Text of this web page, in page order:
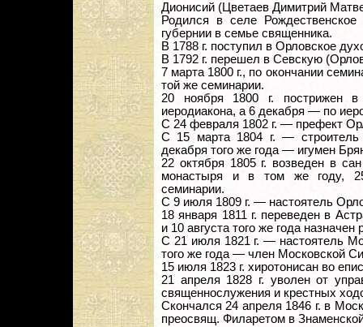
Дионисий (Цветаев Димитрий
Родился в селе
губернии в семье священника.
В 1788 г. поступил в Орловское
В 1792 г. перешел в Севскую
7 марта 1800 г., по окончании
той же семинарии.
20 ноября 1800 г. пострижен
иеродиакона, а 6 декабря — по
С 24 февраля 1802 г. — префект
С 15 марта 1804 г. — строитель
декабря того же года — игумен
22 октября 1805 г. возведен в
монастыря и в том же году, 25
семинарии.
С 9 июля 1809 г. — настоятель
18 января 1811 г. переведен в
и 10 августа того же года
С 21 июля 1821 г. — настоятель
того же года — член Московской
15 июля 1823 г. хиротонисан во
21 апреля 1828 г. уволен от
священнослужения и крестных
Скончался 24 апреля 1846 г. в
преосвящ. Филаретом в